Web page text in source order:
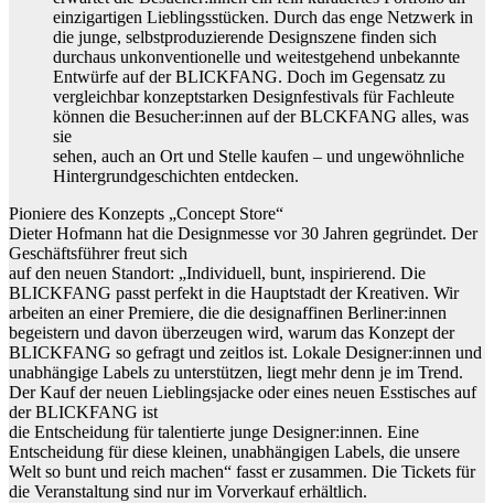
einzigartigen Lieblingsstücken. Durch das enge Netzwerk in
die junge, selbstproduzierende Designszene finden sich
durchaus unkonventionelle und weitestgehend unbekannte
Entwürfe auf der BLICKFANG. Doch im Gegensatz zu
vergleichbar konzeptstarken Designfestivals für Fachleute
können die Besucher:innen auf der BLCKFANG alles, was
sie
sehen, auch an Ort und Stelle kaufen – und ungewöhnliche
Hintergrundgeschichten entdecken.
Pioniere des Konzepts „Concept Store“
Dieter Hofmann hat die Designmesse vor 30 Jahren gegründet. Der
Geschäftsführer freut sich
auf den neuen Standort: „Individuell, bunt, inspirierend. Die
BLICKFANG passt perfekt in die Hauptstadt der Kreativen. Wir
arbeiten an einer Premiere, die die designaffinen Berliner:innen
begeistern und davon überzeugen wird, warum das Konzept der
BLICKFANG so gefragt und zeitlos ist. Lokale Designer:innen und
unabhängige Labels zu unterstützen, liegt mehr denn je im Trend.
Der Kauf der neuen Lieblingsjacke oder eines neuen Esstisches auf
der BLICKFANG ist
die Entscheidung für talentierte junge Designer:innen. Eine
Entscheidung für diese kleinen, unabhängigen Labels, die unsere
Welt so bunt und reich machen“ fasst er zusammen. Die Tickets für
die Veranstaltung sind nur im Vorverkauf erhältlich.